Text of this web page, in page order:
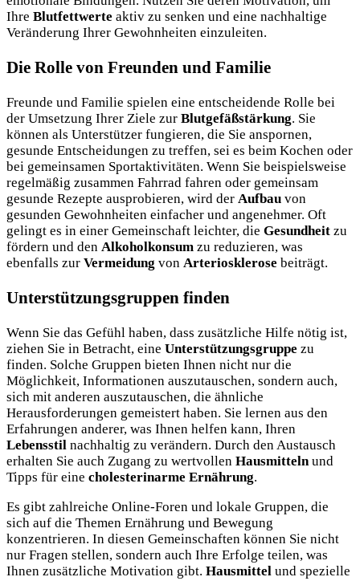
Ihre Blutfettwerte aktiv zu senken und eine nachhaltige
Veränderung Ihrer Gewohnheiten einzuleiten.
Die Rolle von Freunden und Familie
Freunde und Familie spielen eine entscheidende Rolle bei
der Umsetzung Ihrer Ziele zur Blutgefäßstärkung. Sie
können als Unterstützer fungieren, die Sie anspornen,
gesunde Entscheidungen zu treffen, sei es beim Kochen oder
bei gemeinsamen Sportaktivitäten. Wenn Sie beispielsweise
regelmäßig zusammen Fahrrad fahren oder gemeinsam
gesunde Rezepte ausprobieren, wird der Aufbau von
gesunden Gewohnheiten einfacher und angenehmer. Oft
gelingt es in einer Gemeinschaft leichter, die Gesundheit zu
fördern und den Alkoholkonsum zu reduzieren, was
ebenfalls zur Vermeidung von Arteriosklerose beiträgt.
Unterstützungsgruppen finden
Wenn Sie das Gefühl haben, dass zusätzliche Hilfe nötig ist,
ziehen Sie in Betracht, eine Unterstützungsgruppe zu
finden. Solche Gruppen bieten Ihnen nicht nur die
Möglichkeit, Informationen auszutauschen, sondern auch,
sich mit anderen auszutauschen, die ähnliche
Herausforderungen gemeistert haben. Sie lernen aus den
Erfahrungen anderer, was Ihnen helfen kann, Ihren
Lebensstil nachhaltig zu verändern. Durch den Austausch
erhalten Sie auch Zugang zu wertvollen Hausmittelnund
Tipps für eine cholesterinarme Ernährung.
Es gibt zahlreiche Online-Foren und lokale Gruppen, die
sich auf die Themen Ernährung und Bewegung
konzentrieren. In diesen Gemeinschaften können Sie nicht
nur Fragen stellen, sondern auch Ihre Erfolge teilen, was
Ihnen zusätzliche Motivation gibt. Hausmittel und spezielle